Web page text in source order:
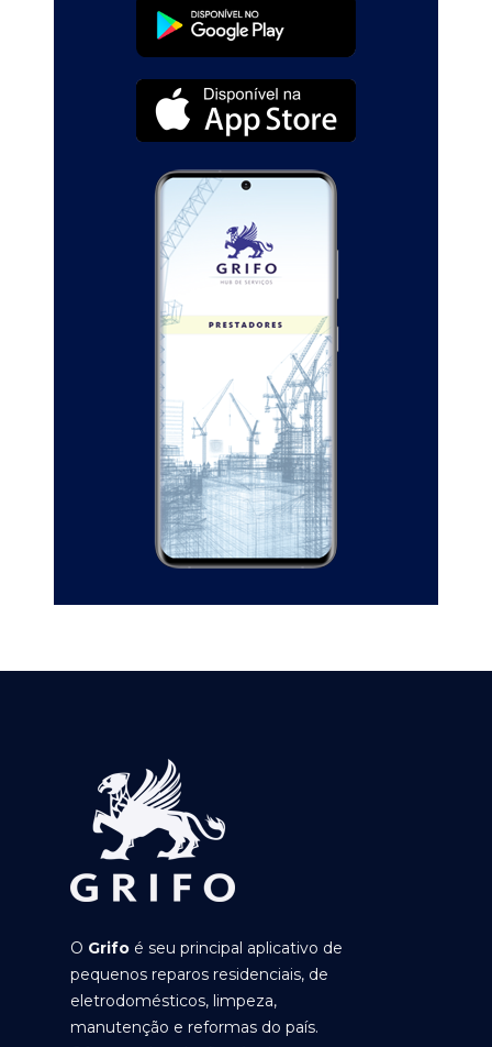
O Grifo é seu principal aplicativo de
pequenos reparos residenciais, de
eletrodomésticos, limpeza,
manutenção e reformas do país.